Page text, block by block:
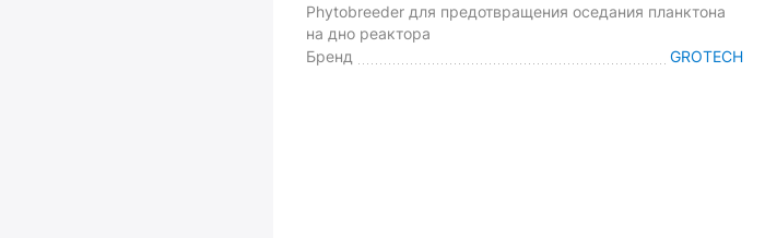
Phytobreeder для предотвращения оседания планктона
на дно реактора
Бренд
GROTECH